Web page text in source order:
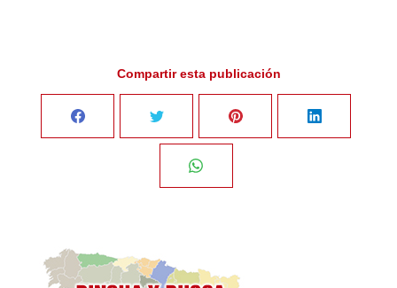
Compartir esta publicación
Share Share Share